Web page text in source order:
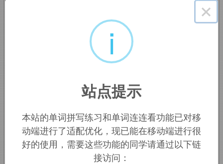
Z
：报复，报仇
re-回+-venge-
该词的英语词源请访问趣词词源英文版：
revenge词源，revenge含义。
×
i
站点提示
本站的单词拼写练习和单词连连看功能已对移
动端进行了适配优化，现已能在移动端进行很
好的使用，需要这些功能的同学请通过以下链
接访问：